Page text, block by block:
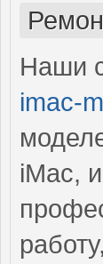
Наши
imac-
iMac,